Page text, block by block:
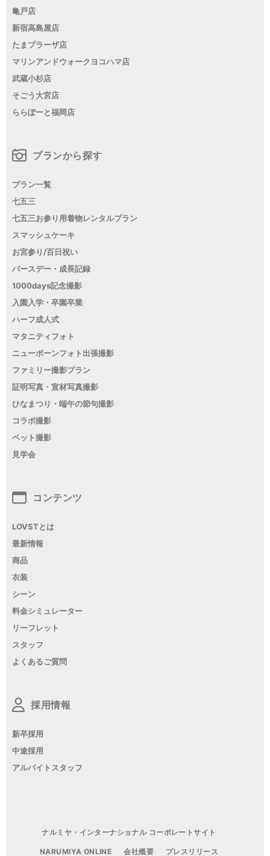
亀戸店
新宿高島屋店
たまプラーザ店
マリンアンドウォークヨコハマ店
武蔵小杉店
そごう大宮店
ららぽーと福岡店
プランから探す
プラン一覧
七五三
七五三お参り用着物レンタルプラン
スマッシュケーキ
お宮参り/百日祝い
バースデー・成長記録
1000days記念撮影
入園入学・卒園卒業
ハーフ成人式
マタニティフォト
ニューボーンフォト出張撮影
ファミリー撮影プラン
証明写真・宣材写真撮影
ひなまつり・端午の節句撮影
コラボ撮影
ペット撮影
見学会
コンテンツ
LOVSTとは
最新情報
商品
衣装
シーン
料金シミュレーター
リーフレット
スタッフ
よくあるご質問
採用情報
新卒採用
中途採用
アルバイトスタッフ
ナルミヤ・インターナショナル コーポレートサイト
NARUMIYA ONLINE 会社概要 プレスリリース